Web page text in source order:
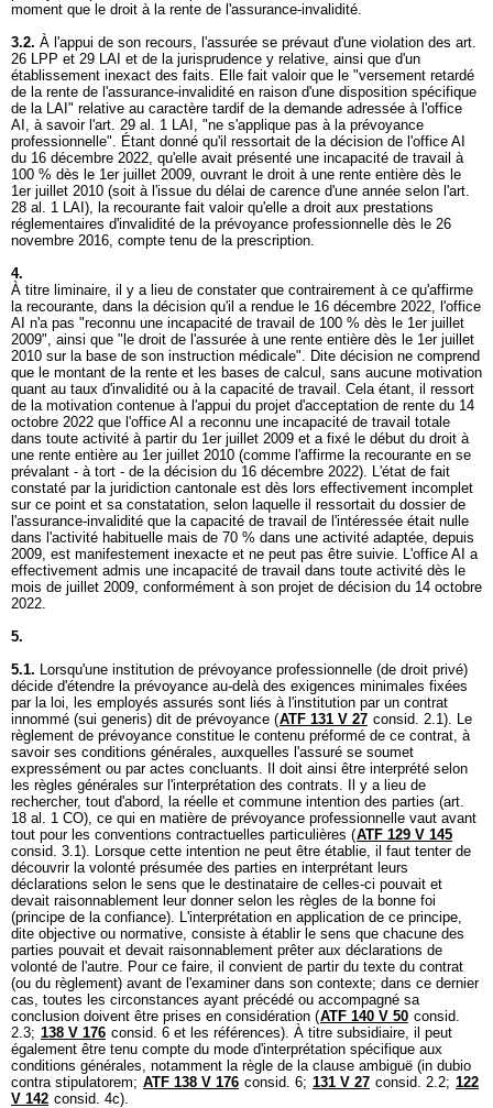
moment que le droit à la rente de l'assurance-invalidité.
3.2. À l'appui de son recours, l'assurée se prévaut d'une violation des art.
26 LPP et 29 LAI et de la jurisprudence y relative, ainsi que d'un
établissement inexact des faits. Elle fait valoir que le "versement retardé
de la rente de l'assurance-invalidité en raison d'une disposition spécifique
de la LAI" relative au caractère tardif de la demande adressée à l'office
AI, à savoir l'art. 29 al. 1 LAI , "ne s'applique pas à la prévoyance
professionnelle". Étant donné qu'il ressortait de la décision de l'office AI
du 16 décembre 2022, qu'elle avait présenté une incapacité de travail à
100 % dès le 1er juillet 2009, ouvrant le droit à une rente entière dès le
1er juillet 2010 (soit à l'issue du délai de carence d'une année selon l'art.
28 al. 1 LAI ), la recourante fait valoir qu'elle a droit aux prestations
réglementaires d'invalidité de la prévoyance professionnelle dès le 26
novembre 2016, compte tenu de la prescription.
4.
À titre liminaire, il y a lieu de constater que contrairement à ce qu'affirme
la recourante, dans la décision qu'il a rendue le 16 décembre 2022, l'office
AI n'a pas "reconnu une incapacité de travail de 100 % dès le 1er juillet
2009", ainsi que "le droit de l'assurée à une rente entière dès le 1er juillet
2010 sur la base de son instruction médicale". Dite décision ne comprend
que le montant de la rente et les bases de calcul, sans aucune motivation
quant au taux d'invalidité ou à la capacité de travail. Cela étant, il ressort
de la motivation contenue à l'appui du projet d'acceptation de rente du 14
octobre 2022 que l'office AI a reconnu une incapacité de travail totale
dans toute activité à partir du 1er juillet 2009 et a fixé le début du droit à
une rente entière au 1er juillet 2010 (comme l'affirme la recourante en se
prévalant - à tort - de la décision du 16 décembre 2022). L'état de fait
constaté par la juridiction cantonale est dès lors effectivement incomplet
sur ce point et sa constatation, selon laquelle il ressortait du dossier de
l'assurance-invalidité que la capacité de travail de l'intéressée était nulle
dans l'activité habituelle mais de 70 % dans une activité adaptée, depuis
2009, est manifestement inexacte et ne peut pas être suivie. L'office AI a
effectivement admis une incapacité de travail dans toute activité dès le
mois de juillet 2009, conformément à son projet de décision du 14 octobre
2022.
5.
5.1. Lorsqu'une institution de prévoyance professionnelle (de droit privé)
décide d'étendre la prévoyance au-delà des exigences minimales fixées
par la loi, les employés assurés sont liés à l'institution par un contrat
innommé (sui generis) dit de prévoyance (ATF 131 V 27 consid. 2.1). Le
règlement de prévoyance constitue le contenu préformé de ce contrat, à
savoir ses conditions générales, auxquelles l'assuré se soumet
expressément ou par actes concluants. Il doit ainsi être interprété selon
les règles générales sur l'interprétation des contrats. Il y a lieu de
rechercher, tout d'abord, la réelle et commune intention des parties (art.
18 al. 1 CO), ce qui en matière de prévoyance professionnelle vaut avant
tout pour les conventions contractuelles particulières (ATF 129 V 145
consid. 3.1). Lorsque cette intention ne peut être établie, il faut tenter de
découvrir la volonté présumée des parties en interprétant leurs
déclarations selon le sens que le destinataire de celles-ci pouvait et
devait raisonnablement leur donner selon les règles de la bonne foi
(principe de la confiance). L'interprétation en application de ce principe,
dite objective ou normative, consiste à établir le sens que chacune des
parties pouvait et devait raisonnablement prêter aux déclarations de
volonté de l'autre. Pour ce faire, il convient de partir du texte du contrat
(ou du règlement) avant de l'examiner dans son contexte; dans ce dernier
cas, toutes les circonstances ayant précédé ou accompagné sa
conclusion doivent être prises en considération (ATF 140 V 50 consid.
2.3; 138 V 176 consid. 6 et les références). À titre subsidiaire, il peut
également être tenu compte du mode d'interprétation spécifique aux
conditions générales, notamment la règle de la clause ambiguë (in dubio
contra stipulatorem; ATF 138 V 176 consid. 6; 131 V 27 consid. 2.2; 122
V 142 consid. 4c).